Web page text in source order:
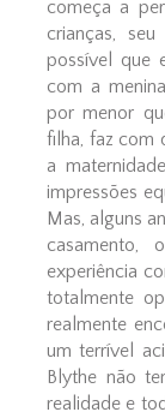
começa a
crianças,
possível que
com a
por menor
filha, faz com
a
impressões
Mas, alguns
experiência
totalmente
realmente
um terrível
Blythe não
realidade e